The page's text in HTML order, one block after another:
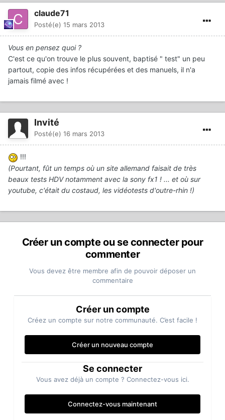
claude71
Posté(e) 15 mars 2013
Vous en pensez quoi ?
C'est ce qu'on trouve le plus souvent, baptisé " test" un peu
partout, copie des infos récupérées et des manuels, il n'a
jamais filmé avec !
Invité
Posté(e) 16 mars 2013
!!!
(Pourtant, fût un temps où un site allemand faisait de très
beaux tests HDV notamment avec la sony fx1 ! ... et où sur
youtube, c'était du costaud, les vidéotests d'outre-rhin !)
Créer un compte ou se connecter pour
commenter
Vous devez être membre afin de pouvoir déposer un
commentaire
Créer un compte
Créez un compte sur notre communauté. C’est facile !
Créer un nouveau compte
Se connecter
Vous avez déjà un compte ? Connectez-vous ici.
Connectez-vous maintenant